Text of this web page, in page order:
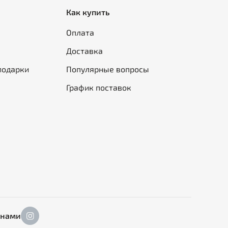
Как купить
Оплата
Доставка
Популярные вопросы
График поставок